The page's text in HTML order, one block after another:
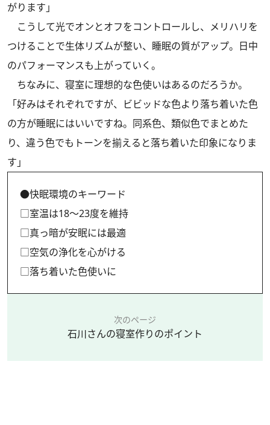
がります」
こうして光でオンとオフをコントロールし、メリハリを
つけることで生体リズムが整い、睡眠の質がアップ。日中
のパフォーマンスも上がっていく。
ちなみに、寝室に理想的な色使いはあるのだろうか。
「好みはそれぞれですが、ビビッドな色より落ち着いた色
の方が睡眠にはいいですね。同系色、類似色でまとめた
り、違う色でもトーンを揃えると落ち着いた印象になりま
す」
●快眠環境のキーワード
□室温は18～23度を維持
□真っ暗が安眠には最適
□空気の浄化を心がける
□落ち着いた色使いに
次のページ
石川さんの寝室作りのポイント